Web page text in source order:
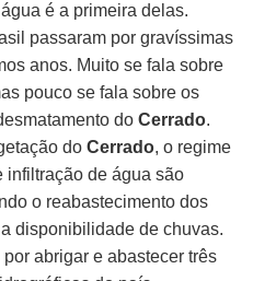
é a primeira delas.
passaram por gravíssimas
anos. Muito se fala sobre
pouco se fala sobre os
doCerrado.
doCerrado, o regime
infiltração de água são
o reabastecimento dos
disponibilidade de chuvas.
abrigar e abastecer três